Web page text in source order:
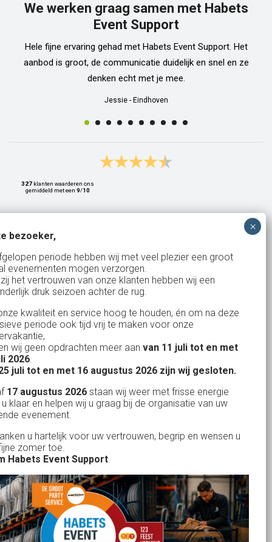
We werken graag samen met Habets
Event Support
Hele fijne ervaring gehad met Habets Event Support. Het
aanbod is groot, de communicatie duidelijk en snel en ze
denken echt met je mee.
Jessie - Eindhoven
327 klanten waarderen ons
gemiddeld met een 9/10
Bank: NL15ABNA0561810710
KvK: 17167131
BTW: NL.1678.53.296.B01
Uw partner in:
Evenementen verhuur
Feestverhuur
Licht- en Geluidverhuur
Horeca verhuur
Partyverhuur
Je vindt ons op
bezoeker,
periode hebben wij met veel plezier een groot
evenementen mogen verzorgen.
het vertrouwen van onze klanten hebben wij een
druk seizoen achter de rug.
kwaliteit en service hoog te houden, én om na deze
periode ook tijd vrij te maken voor onze
wij geen opdrachten meer aan van 11 juli tot en met
2026.
juli tot en met 16 augustus 2026 zijn wij gesloten.
17 augustus 2026 staan wij weer met frisse energie
klaar en helpen wij u graag bij de organisatie van uw
evenement.
u hartelijk voor uw vertrouwen, begrip en wensen u
zomer toe.
Habets Event Support